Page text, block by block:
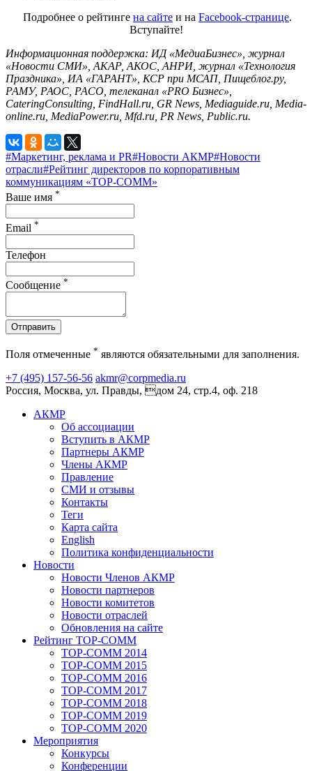
Подробнее о рейтинге на сайте и на Facebook-странице.
Вступайте!
Информационная поддержка: ИД «МедиаБизнес», журнал
«Новости СМИ», АКАР, АКОС, АНРИ, журнал «Технология
Праздника», ИА «ГАРАНТ», КСР при МСАП, Пищеблог.ру,
РАМУ, РАОС, РАСО, телеканал «PRO Бизнес»,
CateringConsulting, FindHall.ru, GR News, Mediaguide.ru, Media-
online.ru, MediaPower.ru, Mfd.ru, PR News, Public.ru.
#Маркетинг, реклама и PR#Новости АКМР#Новости
отрасли#Рейтинг директоров по корпоративным
коммуникациям «TOP-COMM»
Ваше имя *
Email *
Телефон
Сообщение *
Отправить
Поля отмеченные * являются обязательными для заполнения.
+7 (495) 157-56-56 akmr@corpmedia.ru
Россия, Москва, ул. Правды, дом 24, стр.4, оф. 218
АКМР
Об ассоциации
Вступить в АКМР
Партнеры АКМР
Члены АКМР
Правление
СМИ и отзывы
Контакты
Теги
Карта сайта
English
Политика конфиденциальности
Новости
Новости Членов АКМР
Новости партнеров
Новости комитетов
Новости отраслей
Обновления на сайте
Рейтинг TOP-COMM
TOP-COMM 2014
TOP-COMM 2015
TOP-COMM 2016
TOP-COMM 2017
TOP-COMM 2018
TOP-COMM 2019
TOP-COMM 2020
Мероприятия
Конкурсы
Конференции